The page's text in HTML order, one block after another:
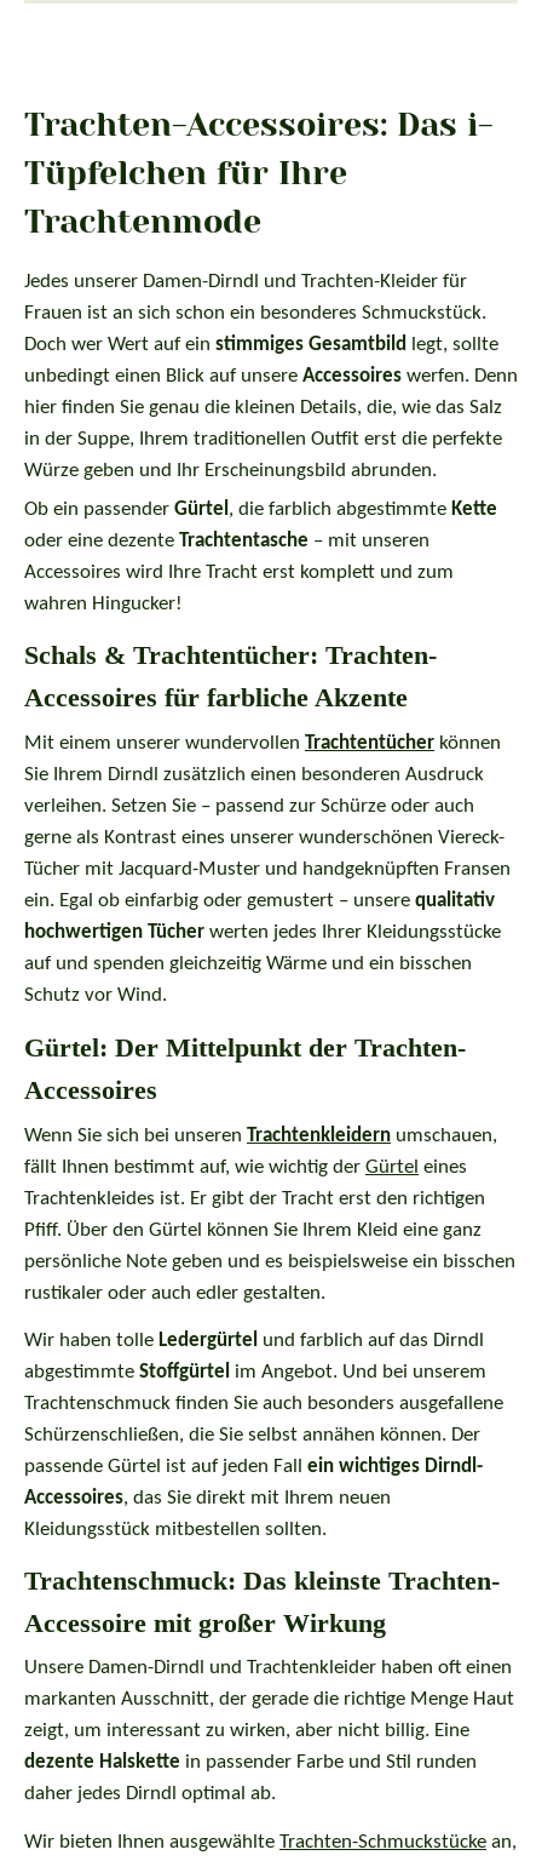
Trachten-Accessoires: Das i-
Tüpfelchen für Ihre
Trachtenmode
Jedes unserer Damen-Dirndl und Trachten-Kleider für
Frauen ist an sich schon ein besonderes Schmuckstück.
Doch wer Wert auf ein stimmiges Gesamtbild legt, sollte
unbedingt einen Blick auf unsere Accessoires werfen. Denn
hier finden Sie genau die kleinen Details, die, wie das Salz
in der Suppe, Ihrem traditionellen Outfit erst die perfekte
Würze geben und Ihr Erscheinungsbild abrunden.
Ob ein passender Gürtel , die farblich abgestimmte Kette
oder eine dezente Trachtentasche – mit unseren
Accessoires wird Ihre Tracht erst komplett und zum
wahren Hingucker!
Schals & Trachtentücher: Trachten-
Accessoires für farbliche Akzente
Mit einem unserer wundervollen Trachtentücher können
Sie Ihrem Dirndl zusätzlich einen besonderen Ausdruck
verleihen. Setzen Sie – passend zur Schürze oder auch
gerne als Kontrast eines unserer wunderschönen Viereck-
Tücher mit Jacquard-Muster und handgeknüpften Fransen
ein. Egal ob einfarbig oder gemustert – unsere qualitativ
hochwertigen Tücher werten jedes Ihrer Kleidungsstücke
auf und spenden gleichzeitig Wärme und ein bisschen
Schutz vor Wind.
Gürtel: Der Mittelpunkt der Trachten-
Accessoires
Wenn Sie sich bei unseren Trachtenkleidern umschauen,
fällt Ihnen bestimmt auf, wie wichtig der Gürtel eines
Trachtenkleides ist. Er gibt der Tracht erst den richtigen
Pfiff. Über den Gürtel können Sie Ihrem Kleid eine ganz
persönliche Note geben und es beispielsweise ein bisschen
rustikaler oder auch edler gestalten.
Wir haben tolle Ledergürtel und farblich auf das Dirndl
abgestimmte Stoffgürtel im Angebot. Und bei unserem
Trachtenschmuck finden Sie auch besonders ausgefallene
Schürzenschließen, die Sie selbst annähen können. Der
passende Gürtel ist auf jeden Fall ein wichtiges Dirndl-
Accessoires, das Sie direkt mit Ihrem neuen
Kleidungsstück mitbestellen sollten.
Trachtenschmuck: Das kleinste Trachten-
Accessoire mit großer Wirkung
Unsere Damen-Dirndl und Trachtenkleider haben oft einen
markanten Ausschnitt, der gerade die richtige Menge Haut
zeigt, um interessant zu wirken, aber nicht billig. Eine
dezente Halskette in passender Farbe und Stil runden
daher jedes Dirndl optimal ab.
Wir bieten Ihnen ausgewählte Trachten-Schmuckstücke an,